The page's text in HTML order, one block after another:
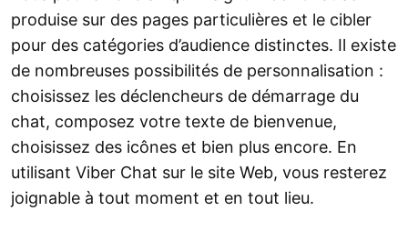
produise sur des pages particulières et le cibler
pour des catégories d’audience distinctes. Il existe
de nombreuses possibilités de personnalisation :
choisissez les déclencheurs de démarrage du
chat, composez votre texte de bienvenue,
choisissez des icônes et bien plus encore. En
utilisant Viber Chat sur le site Web, vous resterez
joignable à tout moment et en tout lieu.